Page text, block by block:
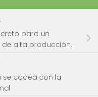
para un
alta producción.
se codea con la